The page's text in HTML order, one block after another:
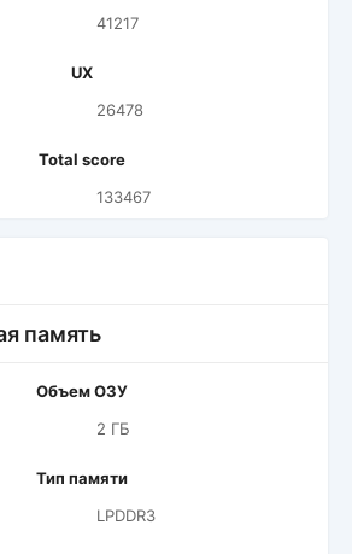
41217
UX
26478
Total score
133467
память
Объем ОЗУ
2 ГБ
Тип памяти
LPDDR3